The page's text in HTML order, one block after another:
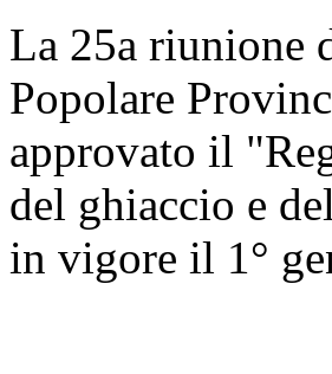
La 25a riunione
Popolare
approvato il
del ghiaccio e
in vigore il 1°